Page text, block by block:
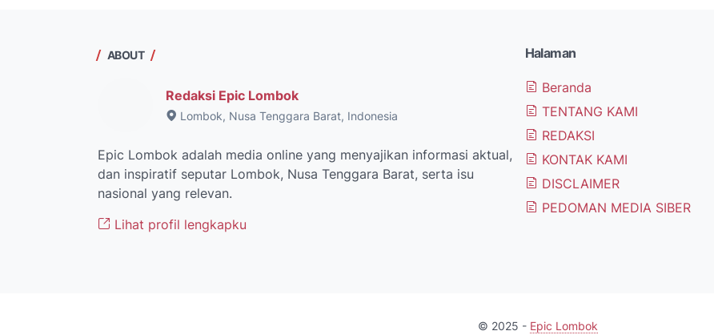
ABOUT
Redaksi Epic Lombok
Lombok, Nusa Tenggara Barat, Indonesia
Epic Lombok adalah media online yang menyajikan informasi aktual,
dan inspiratif seputar Lombok, Nusa Tenggara Barat, serta isu
nasional yang relevan.
Lihat profil lengkapku
Halaman
Beranda
TENTANG KAMI
REDAKSI
KONTAK KAMI
DISCLAIMER
PEDOMAN MEDIA SIBER
© 2025 - Epic Lombok